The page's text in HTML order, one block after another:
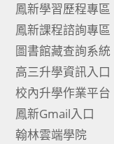
鳳新學習歷程專區
鳳新課程諮詢專區
圖書館藏查詢系統
高三升學資訊入口
校內升學作業平台
鳳新Gmail入口
翰林雲端學院